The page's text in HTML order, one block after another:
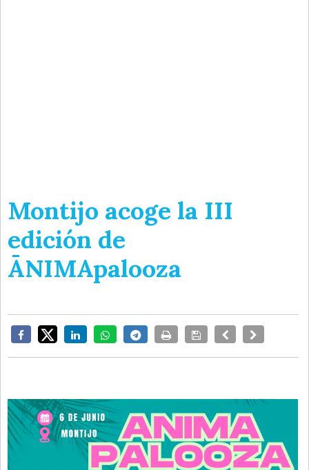
Montijo acoge la III
edición de
ĀNIMApalooza